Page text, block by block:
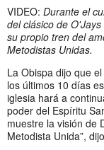
VIDEO: Durante el
del clásico de
su propio tren del
Metodistas Unidas.
La Obispa dijo que
los últimos 10 días
iglesia hará a
poder del Espíritu
muestre la visión de
Metodista Unida”,